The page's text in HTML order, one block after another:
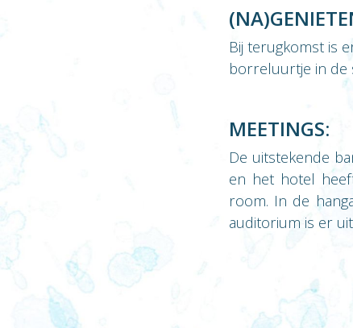
Bij terugkomst is
borreluurtje in de
MEETINGS:
De uitstekende
en het hotel
room. In de
auditorium is er